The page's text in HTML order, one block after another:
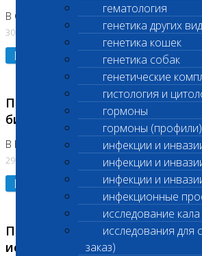
гематология
генетика других
генетика кошек
генетика собак
генетические
гистология и
гормоны
гормоны (профили)
инфекции и
инфекции и
инфекции и
инфекционные
исследование кала
исследования для
заказ)
В Сколково. Код (123,309,310)
30.07.2026
Подробнее
Приостановлено выполнение
биохимических исследований
В Бутово 29.07.26
29.07.2026
Подробнее
Приостановлено выполнение
исследований